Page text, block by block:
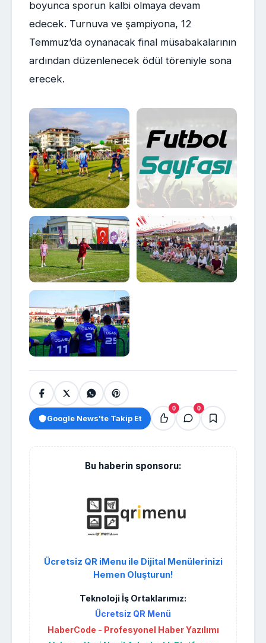
boyunca sporun kalbi olmaya devam
edecek. Turnuva ve şampiyona, 12
Temmuz’da oynanacak final müsabakalarının
ardından düzenlenecek ödül töreniyle sona
erecek.
Google News'te Takip Et
0 0
Bu haberin sponsoru:
Ücretsiz QR iMenu ile Dijital Menülerinizi
Hemen Oluşturun!
Teknoloji İş Ortaklarımız:
Ücretsiz QR Menü
HaberCode - Profesyonel Haber Yazılımı